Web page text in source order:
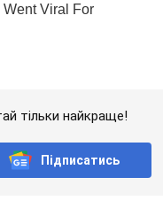
тільки найкраще!
Підписатись